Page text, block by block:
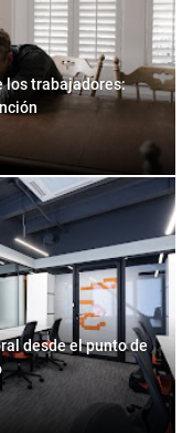
los trabajadores:
desde el punto de